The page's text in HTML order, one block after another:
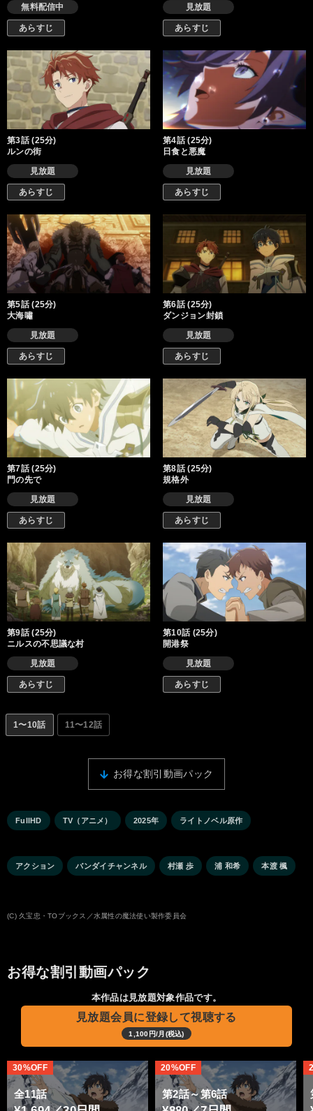
無料配信中
あらすじ
見放題
あらすじ
第3話 (25分)
ルンの街
見放題
あらすじ
第4話 (25分)
日食と悪魔
見放題
あらすじ
第5話 (25分)
大海嘯
見放題
あらすじ
第6話 (25分)
ダンジョン封鎖
見放題
あらすじ
第7話 (25分)
門の先で
見放題
あらすじ
第8話 (25分)
規格外
見放題
あらすじ
第9話 (25分)
ニルスの不思議な村
見放題
あらすじ
第10話 (25分)
開港祭
見放題
あらすじ
1〜10話 11〜12話
お得な割引動画パック
FullHD TV（アニメ） 2025年 ライトノベル原作
アクション バンダイチャンネル 村瀬 歩 浦 和希 本渡 楓
(C) 久宝忠・TOブックス／水属性の魔法使い製作委員会
お得な割引動画パック
本作品は見放題対象作品です。
見放題会員に登録して視聴する
1,100円/月(税込)
全11話
30%OFF
第2話～第6話
20%OFF